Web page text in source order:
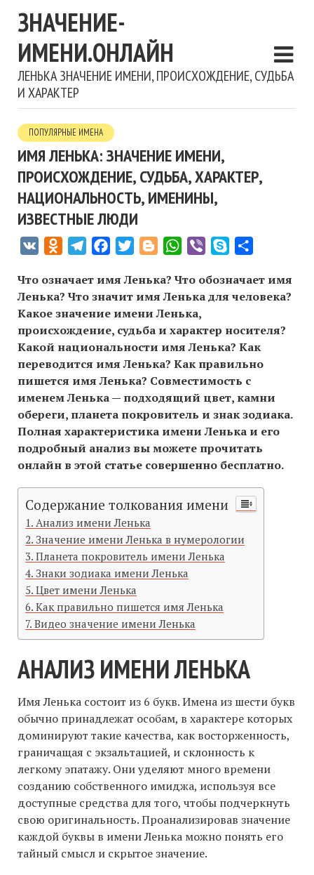
ЗНАЧЕНИЕ-
ИМЕНИ.ОНЛАЙН
ЛЕНЬКА ЗНАЧЕНИЕ ИМЕНИ, ПРОИСХОЖДЕНИЕ, СУДЬБА
И ХАРАКТЕР
ПОПУЛЯРНЫЕ ИМЕНА
ИМЯ ЛЕНЬКА: ЗНАЧЕНИЕ ИМЕНИ,
ПРОИСХОЖДЕНИЕ, СУДЬБА, ХАРАКТЕР,
НАЦИОНАЛЬНОСТЬ, ИМЕНИНЫ,
ИЗВЕСТНЫЕ ЛЮДИ
VK Odnoklassniki
TelegramFacebookTwitterBloggerWhatsApp
Viber Skype
Что означает имя Ленька? Что обозначает имя
Ленька? Что значит имя Ленька для человека?
Какое значение имени Ленька,
происхождение, судьба и характер носителя?
Какой национальности имя Ленька? Как
переводится имя Ленька? Как правильно
пишется имя Ленька? Совместимость c
именем Ленька — подходящий цвет, камни
обереги, планета покровитель и знак зодиака.
Полная характеристика имени Ленька и его
подробный анализ вы можете прочитать
онлайн в этой статье совершенно бесплатно.
Содержание толкования имени
Анализ имени Ленька
Значение имени Ленька в нумерологии
Планета покровитель имени Ленька
Знаки зодиака имени Ленька
Цвет имени Ленька
Как правильно пишется имя Ленька
Видео значение имени Ленька
АНАЛИЗ ИМЕНИ ЛЕНЬКА
Имя Ленька состоит из 6 букв. Имена из шести букв
обычно принадлежат особам, в характере которых
доминируют такие качества, как восторженность,
граничащая с экзальтацией, и склонность к
легкому эпатажу. Они уделяют много времени
созданию собственного имиджа, используя все
доступные средства для того, чтобы подчеркнуть
свою оригинальность. Проанализировав значение
каждой буквы в имени Ленька можно понять его
тайный смысл и скрытое значение.